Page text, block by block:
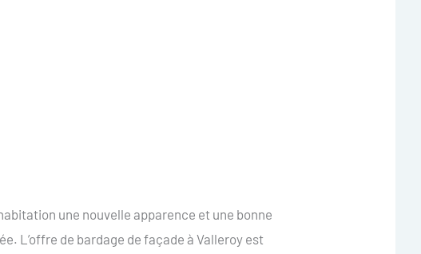
une nouvelle apparence et une bonne
L’offre de bardage de façade à Valleroy est